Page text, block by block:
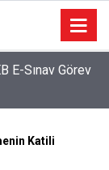
E-Sınav Görev
Katili